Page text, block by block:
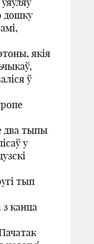
дошку
якія
ў
два тыпы
у
тып
канца